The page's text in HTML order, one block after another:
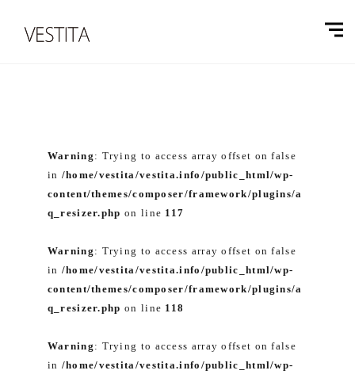
Warning : Trying to access array offset on false
in /home/vestita/vestita.info/public_html/wp-
content/themes/composer/framework/plugins/a
q_resizer.php on line 117
Warning : Trying to access array offset on false
in /home/vestita/vestita.info/public_html/wp-
content/themes/composer/framework/plugins/a
q_resizer.php on line 118
Warning : Trying to access array offset on false
in /home/vestita/vestita.info/public_html/wp-